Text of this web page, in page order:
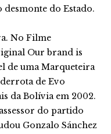
do Estado.
No Filme
Our brand is
de uma Marqueteira
de Evo
da Bolívia em 2002.
do partido
Gonzalo Sánchez